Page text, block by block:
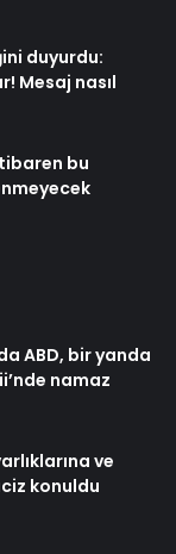
duyurdu:
Mesaj nasıl
bu
ABD, bir yanda
namaz
ve
konuldu